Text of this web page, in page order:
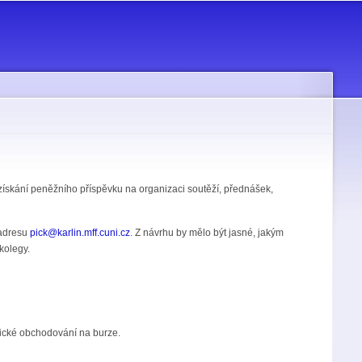
peněžního příspěvku na organizaci soutěží, přednášek,
pick@karlin.mff.cuni.cz. Z návrhu by mělo být jasné, jakým
obchodování na burze.